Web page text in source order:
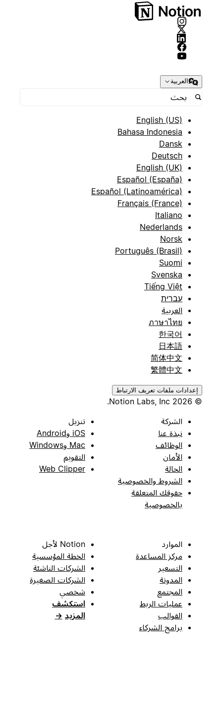
العربية
English (US)
Bahasa Indonesia
Dansk
Deutsch
English (UK)
Español (España)
Español (Latinoamérica)
Français (France)
Italiano
Nederlands
Norsk
Português (Brasil)
Suomi
Svenska
Tiếng Việt
עברית
العربية
ภาษาไทย
한국어
日本語
简体中文
繁體中文
إعدادات ملفات تعريف الارتباط
الشركة
نبذة عنا
الوظائف
الأمان
الحالة
الشروط والخصوصية
حقوقك المتعلقة
بالخصوصية
تنزيل
iOS وAndroid
Mac وWindows
التقويم
Web Clipper
الموارد
مركز المساعدة
التسعير
المدونة
المجتمع
عمليات الربط
القوالب
برامج الشركاء
Notion لأجل
الخطة المؤسسية
الشركات الناشئة
الشركات الصغيرة
شخصي
استكشف
المزيد →